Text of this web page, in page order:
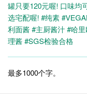
罐只要120元喔! 口味均
选宅配喔! #纯素
利面酱 #主厨酱汁 #哈
理酱 #SGS检验合格
最多1000个字。